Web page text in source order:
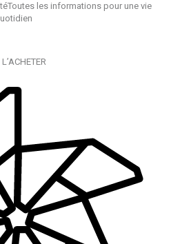
Toutes les informations pour une vie